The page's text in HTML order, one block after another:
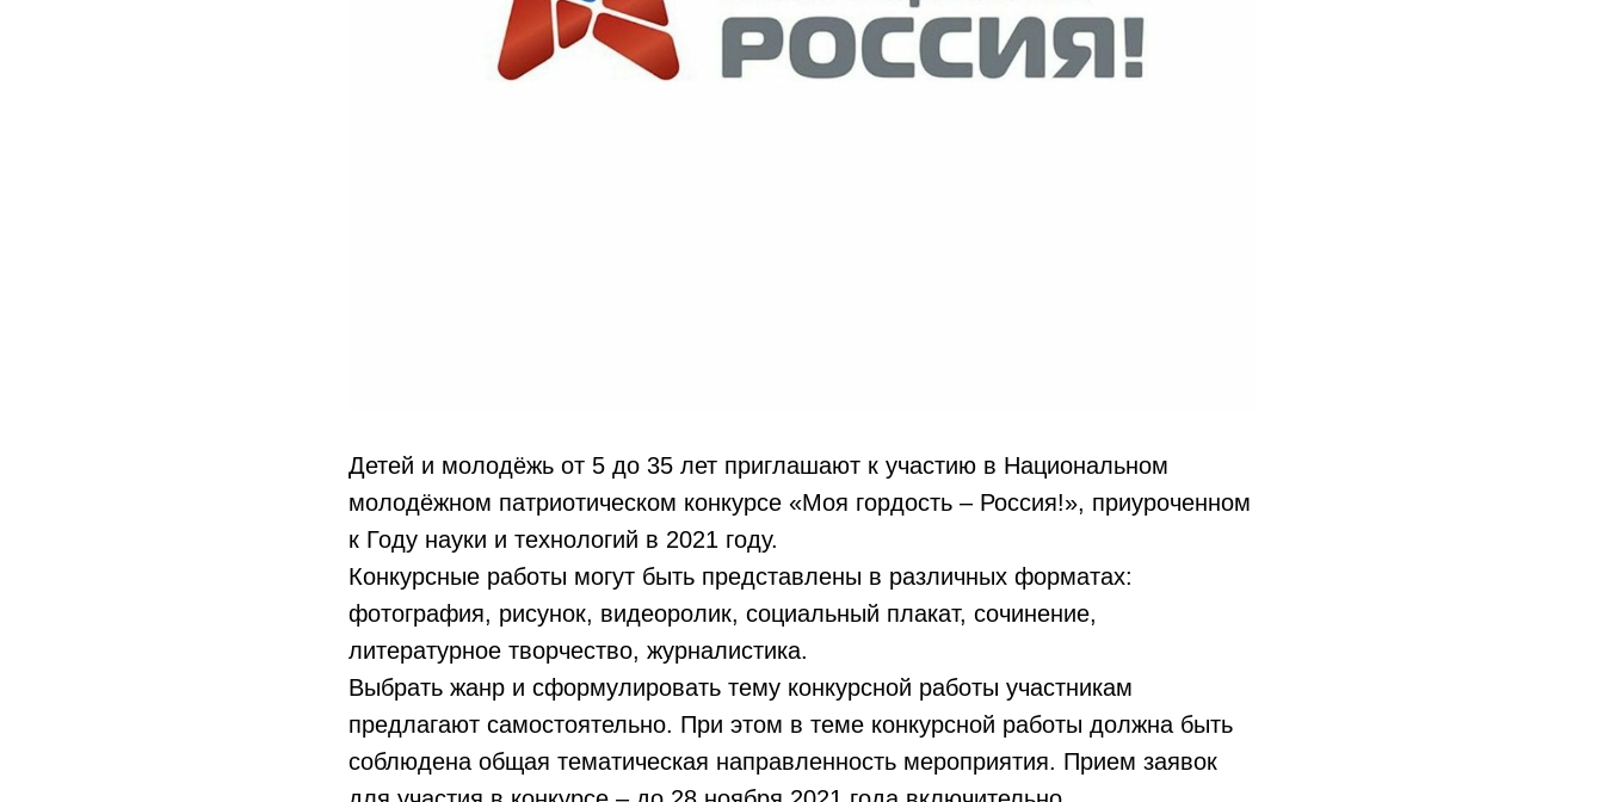
Детей и молодёжь от 5 до 35 лет приглашают к участию в Национальном
молодёжном патриотическом конкурсе «Моя гордость – Россия!», приуроченном
к Году науки и технологий в 2021 году.
Конкурсные работы могут быть представлены в различных форматах:
фотография, рисунок, видеоролик, социальный плакат, сочинение,
литературное творчество, журналистика.
Выбрать жанр и сформулировать тему конкурсной работы участникам
предлагают самостоятельно. При этом в теме конкурсной работы должна быть
соблюдена общая тематическая направленность мероприятия. Прием заявок